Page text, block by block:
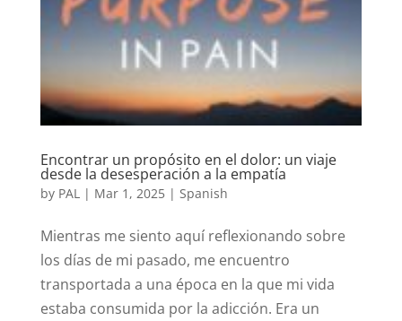
Encontrar un propósito en el dolor: un viaje
desde la desesperación a la empatía
by PAL | Mar 1, 2025| Spanish
Mientras me siento aquí reflexionando sobre
los días de mi pasado, me encuentro
transportada a una época en la que mi vida
estaba consumida por la adicción. Era un